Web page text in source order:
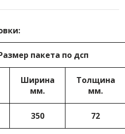
пакета по дсп
Ширина
мм.
Толщина
мм.
350 72